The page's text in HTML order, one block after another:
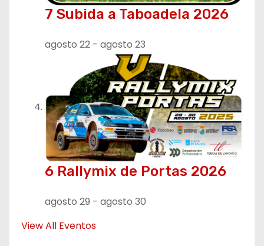
7 Subida a Taboadela 2026
agosto 22 - agosto 23
6 Rallymix de Portas 2026
agosto 29 - agosto 30
View All Eventos